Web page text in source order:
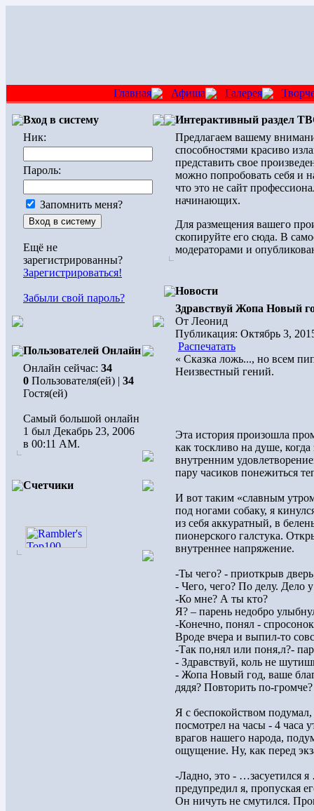
Главная Афиша Галерея
Вход в систему
Ник:
Пароль:
Запомнить меня?
Ещё не
зарегистрированны?
Зарегистрироваться!
Забыли свой пароль?
Пользователей Онлайн
Онлайн сейчас: 34
0 Пользователя(ей) | 34
Гостя(ей)
Самый большой онлайн
1 был Декабрь 23, 2006
в 00:11 AM.
Счетчики
Интерактивный раздел
Предлагаем вашему
способностями красиво
представить свое
можно попробовать себя и
что это не сайт
начинающих.
Для размещения вашего
скопируйте его сюда. В
модераторами и
Новости
Здравствуй Жопа Новый
От Леонид
Публикация: Октябрь 3,
Распечатать
« Сказка ложь..., но всем
Неизвестный гений.
Эта история произошла
как тоскливо на душе,
внутренним
пару часиков понежиться
И вот таким «славным
под ногами собаку, я
из себя аккуратный, в
пионерского галстука.
внутреннее напряжение.
-Ты чего? - приоткрыв
- Чего, чего? По делу. Дело
-Ко мне? А ты кто?
Я? – парень недобро
-Конечно, понял -
Вроде вчера и выпил-то
-Так по,нял или поня,л?-
- Здравствуй, коль не
- Жопа Новый год, ваше
дядя? Повторить по-громче?
Я с беспокойством подумал,
посмотрел на часы - 4 часа
врагов нашего народа,
ощущение. Ну, как перед
-Ладно, это - …засуетился
предупредил я, пропуская
Он ничуть не смутился.